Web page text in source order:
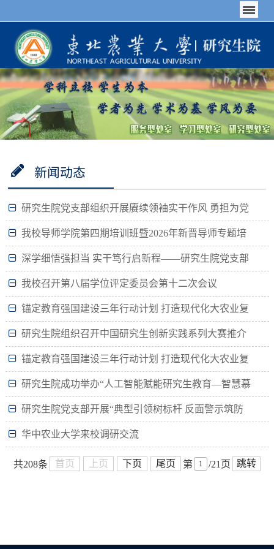
新闻动态
研究生院党支部组织开展赓续领袖实干作风 勇担为党
育人使命主题党日活动
我校导师学院第四期培训班暨2026年新晋导师专题培
训成功举办
深学细悟强担当 实干笃行启新程——研究生院党支部
开展专题党课学习活动
我校召开第八届学位评定委员会第十二次会议
锚定教育强国建设三年行动计划 打造现代化大农业复
合型人才培养新高地
研究生院组织召开中国研究生创新实践系列大赛推介
会暨2026年工作部署会
锚定教育强国建设三年行动计划 打造现代化大农业复
合型人才培养新高地
研究生院成功举办“人工智能赋能研究生教育—智慧慕
课建设与学科大模型应用探索”教师发展专题培训
研究生院党支部开展“典型引领树标杆 反面警示筑防
线”主题党日
华中农业大学来校调研交流
共208条 首页 上页 下页 尾页 第 /21页 跳转